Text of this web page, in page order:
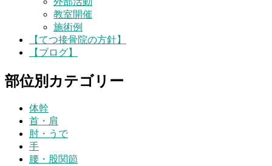
教室開催
施術例
【てつ接骨院の方針】
【ブログ】
部位別カテゴリー
体幹
首・肩
肘・うで
手
腰・股関節